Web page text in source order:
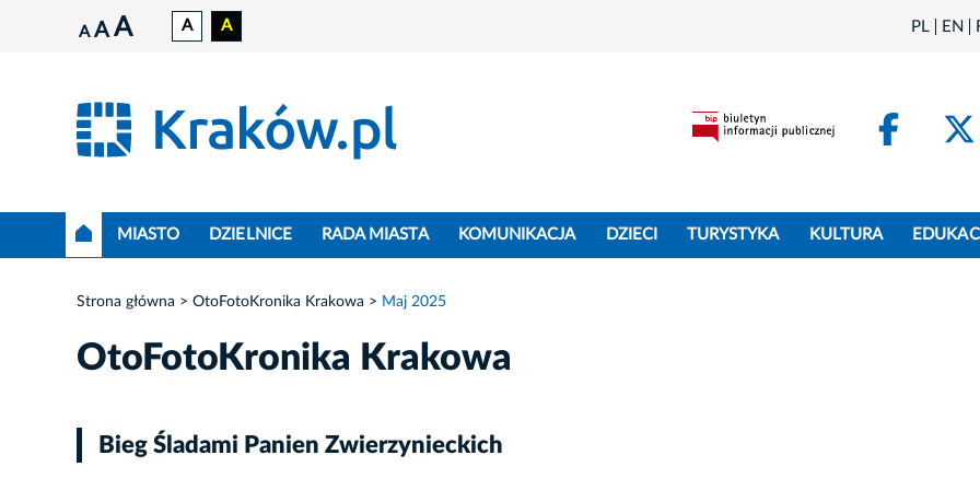
A A A A A PL EN
MIASTO DZIELNICE RADA MIASTA KOMUNIKACJA DZIECI TURYSTYKA KULTURA
Strona główna OtoFotoKronika Krakowa Maj 2025
OtoFotoKronika Krakowa
Bieg Śladami Panien Zwierzynieckich